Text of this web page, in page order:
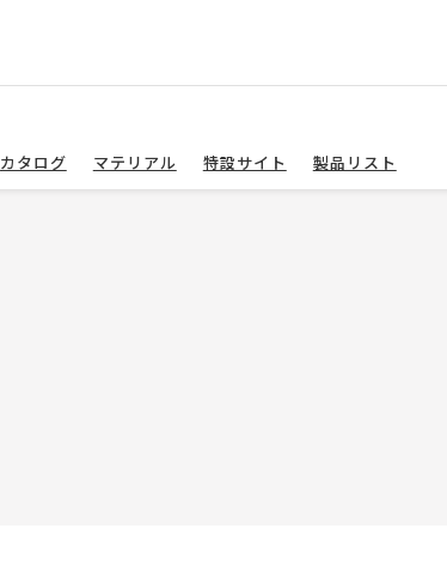
カタログ マテリアル 特設サイト 製品リスト